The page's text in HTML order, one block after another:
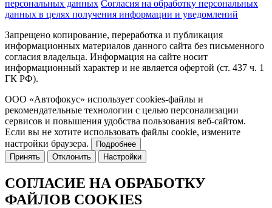
персональных данных Согласия на обработку персональных
данных в целях получения информации и уведомлений
Запрещено копирование, переработка и публикация
информационных материалов данного сайта без письменного
согласия владельца. Информация на сайте носит
информационный характер и не является офертой (ст. 437 ч. 1
ГК РФ).
ООО «Автофокус» использует cookies-файлы и
рекомендательные технологии с целью персонализации
сервисов и повышения удобства пользования веб-сайтом.
Если вы не хотите использовать файлы cookie, измените
настройки браузера.
Подробнее
Принять
Отклонить Настройки
СОГЛАСИЕ НА ОБРАБОТКУ
ФАЙЛОВ COOKIES